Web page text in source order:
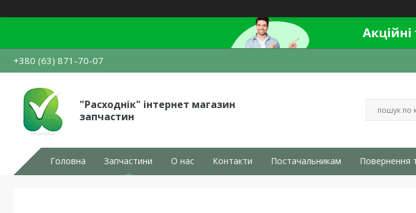
+380 (63) 871-70-07
"Расходнік" інтернет магазин
запчастин
Головна Запчастини О нас Контакти Постачальникам Повернення